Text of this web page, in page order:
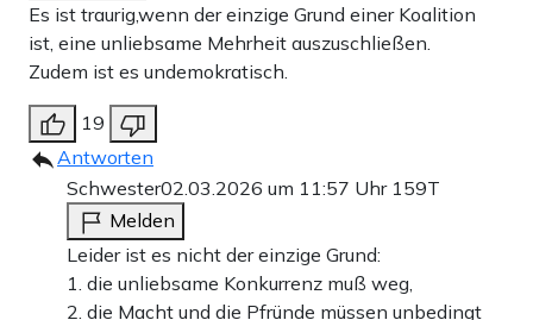
Es ist traurig,wenn der einzige Grund einer Koalition
ist, eine unliebsame Mehrheit auszuschließen.
Zudem ist es undemokratisch.
19
Antworten
Schwester02.03.2026 um 11:57 Uhr 159T
Melden
Leider ist es nicht der einzige Grund:
1. die unliebsame Konkurrenz muß weg,
2. die Macht und die Pfründe müssen unbedingt